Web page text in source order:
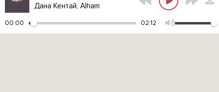
Дана Кентай, Alham
00:00 02:12